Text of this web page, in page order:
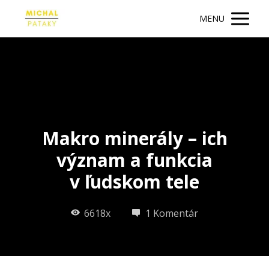
MENU
Makro minerály – ich
význam a funkcia
v ľudskom tele
6618x 1 Komentár